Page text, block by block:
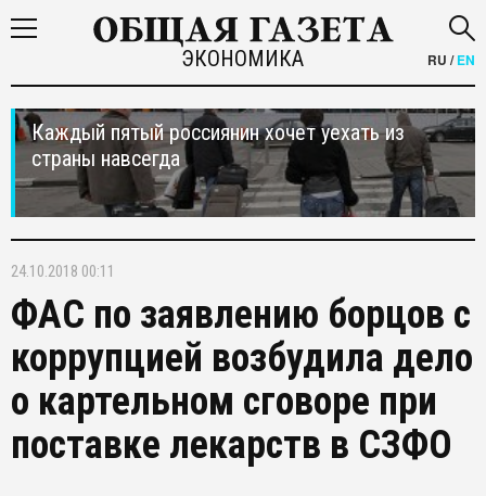
ЭКОНОМИКА RU /EN
Каждый пятый россиянин хочет уехать из
страны навсегда
24.10.2018 00:11
ФАС по заявлению борцов с
коррупцией возбудила дело
о картельном сговоре при
поставке лекарств в СЗФО